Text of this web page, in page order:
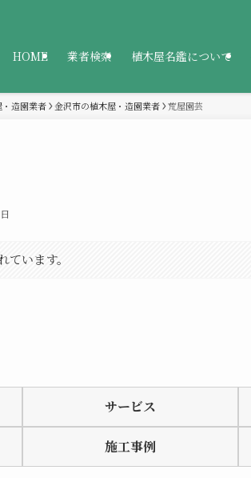
HOME 業者検索 植木屋名鑑について
造園業者 金沢市の植木屋・造園業者 荒屋園芸
います。
サービス
施工事例